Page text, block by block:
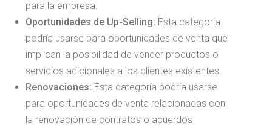
para la empresa.
Oportunidades de Up-Selling: Esta categoría
podría usarse para oportunidades de venta que
implican la posibilidad de vender productos o
servicios adicionales a los clientes existentes.
Renovaciones: Esta categoría podría usarse
para oportunidades de venta relacionadas con
la renovación de contratos o acuerdos